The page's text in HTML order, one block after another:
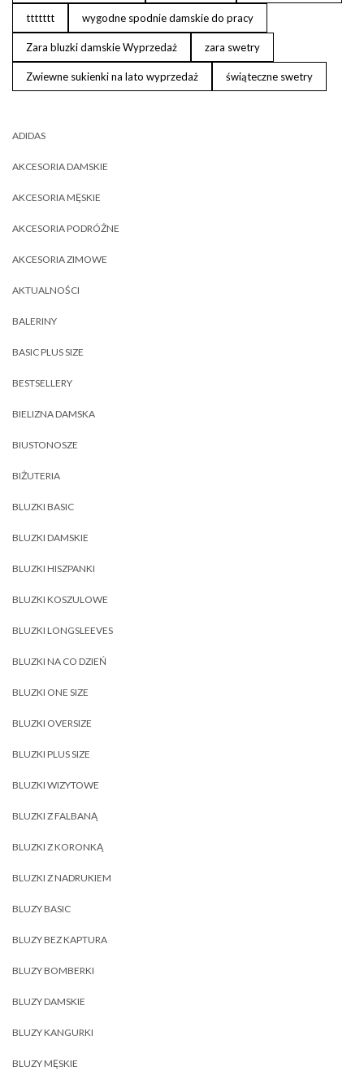
ttttttt wygodne spodnie damskie do pracy
Zara bluzki damskie Wyprzedaż zara swetry
Zwiewne sukienki na lato wyprzedaż świąteczne swetry
ADIDAS
AKCESORIA DAMSKIE
AKCESORIA MĘSKIE
AKCESORIA PODRÓŻNE
AKCESORIA ZIMOWE
AKTUALNOŚCI
BALERINY
BASIC PLUS SIZE
BESTSELLERY
BIELIZNA DAMSKA
BIUSTONOSZE
BIŻUTERIA
BLUZKI BASIC
BLUZKI DAMSKIE
BLUZKI HISZPANKI
BLUZKI KOSZULOWE
BLUZKI LONGSLEEVES
BLUZKI NA CO DZIEŃ
BLUZKI ONE SIZE
BLUZKI OVERSIZE
BLUZKI PLUS SIZE
BLUZKI WIZYTOWE
BLUZKI Z FALBANĄ
BLUZKI Z KORONKĄ
BLUZKI Z NADRUKIEM
BLUZY BASIC
BLUZY BEZ KAPTURA
BLUZY BOMBERKI
BLUZY DAMSKIE
BLUZY KANGURKI
BLUZY MĘSKIE